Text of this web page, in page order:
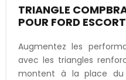
TRIANGLE
POUR FORD
Augmentez les
avec les triangles
montent à la place du